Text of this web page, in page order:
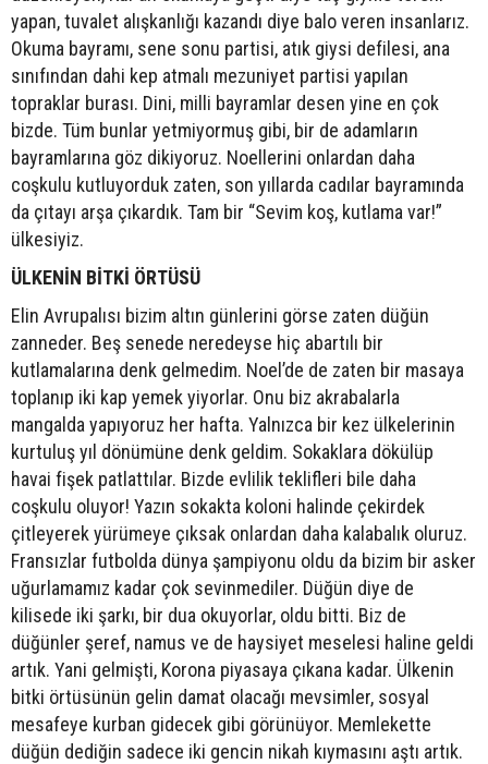
yapan, tuvalet alışkanlığı kazandı diye balo veren insanlarız.
Okuma bayramı, sene sonu partisi, atık giysi defilesi, ana
sınıfından dahi kep atmalı mezuniyet partisi yapılan
topraklar burası. Dini, milli bayramlar desen yine en çok
bizde. Tüm bunlar yetmiyormuş gibi, bir de adamların
bayramlarına göz dikiyoruz. Noellerini onlardan daha
coşkulu kutluyorduk zaten, son yıllarda cadılar bayramında
da çıtayı arşa çıkardık. Tam bir “Sevim koş, kutlama var!”
ülkesiyiz.
ÜLKENİN BİTKİ ÖRTÜSÜ
Elin Avrupalısı bizim altın günlerini görse zaten düğün
zanneder. Beş senede neredeyse hiç abartılı bir
kutlamalarına denk gelmedim. Noel’de de zaten bir masaya
toplanıp iki kap yemek yiyorlar. Onu biz akrabalarla
mangalda yapıyoruz her hafta. Yalnızca bir kez ülkelerinin
kurtuluş yıl dönümüne denk geldim. Sokaklara dökülüp
havai fişek patlattılar. Bizde evlilik teklifleri bile daha
coşkulu oluyor! Yazın sokakta koloni halinde çekirdek
çitleyerek yürümeye çıksak onlardan daha kalabalık oluruz.
Fransızlar futbolda dünya şampiyonu oldu da bizim bir asker
uğurlamamız kadar çok sevinmediler. Düğün diye de
kilisede iki şarkı, bir dua okuyorlar, oldu bitti. Biz de
düğünler şeref, namus ve de haysiyet meselesi haline geldi
artık. Yani gelmişti, Korona piyasaya çıkana kadar. Ülkenin
bitki örtüsünün gelin damat olacağı mevsimler, sosyal
mesafeye kurban gidecek gibi görünüyor. Memlekette
düğün dediğin sadece iki gencin nikah kıymasını aştı artık.